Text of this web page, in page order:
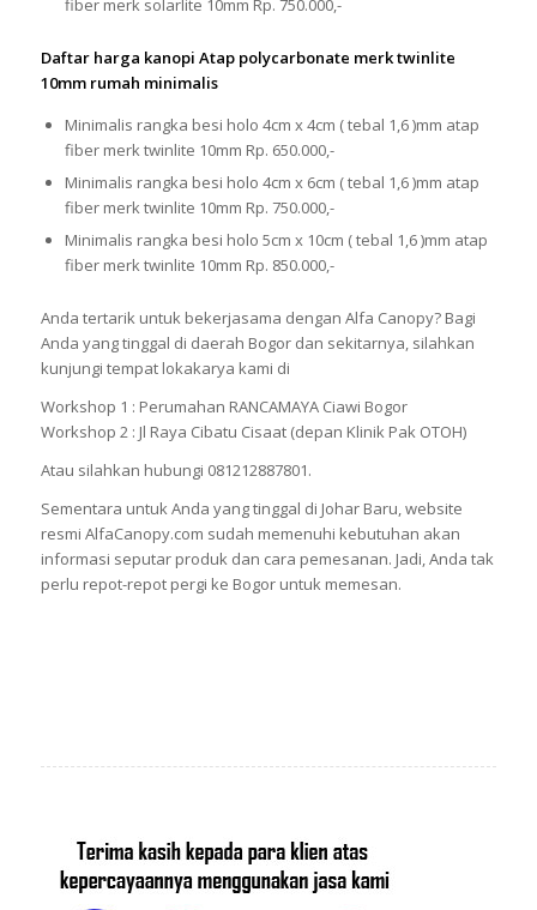
fiber merk solarlite 10mm Rp. 750.000,-
Daftar harga kanopi Atap polycarbonate merk twinlite
10mm rumah minimalis
Minimalis rangka besi holo 4cm x 4cm ( tebal 1,6 )mm atap
fiber merk twinlite 10mm Rp. 650.000,-
Minimalis rangka besi holo 4cm x 6cm ( tebal 1,6 )mm atap
fiber merk twinlite 10mm Rp. 750.000,-
Minimalis rangka besi holo 5cm x 10cm ( tebal 1,6 )mm atap
fiber merk twinlite 10mm Rp. 850.000,-
Anda tertarik untuk bekerjasama dengan Alfa Canopy? Bagi
Anda yang tinggal di daerah Bogor dan sekitarnya, silahkan
kunjungi tempat lokakarya kami di
Workshop 1 : Perumahan RANCAMAYA Ciawi Bogor
Workshop 2 : Jl Raya Cibatu Cisaat (depan Klinik Pak OTOH)
Atau silahkan hubungi 081212887801.
Sementara untuk Anda yang tinggal di Johar Baru, website
resmi AlfaCanopy.com sudah memenuhi kebutuhan akan
informasi seputar produk dan cara pemesanan. Jadi, Anda tak
perlu repot-repot pergi ke Bogor untuk memesan.